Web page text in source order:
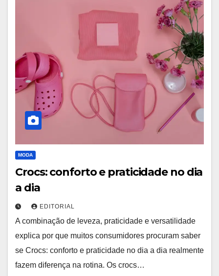
MODA
Crocs: conforto e praticidade no dia
a dia
EDITORIAL
A combinação de leveza, praticidade e versatilidade
explica por que muitos consumidores procuram saber
se Crocs: conforto e praticidade no dia a dia realmente
fazem diferença na rotina. Os crocs…